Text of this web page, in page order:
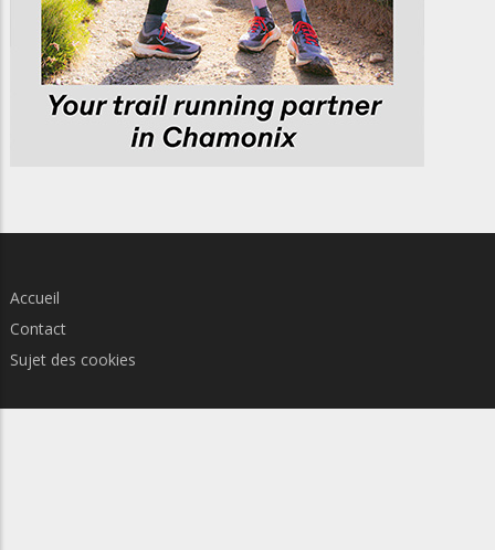
Accueil
Contact
Sujet des cookies